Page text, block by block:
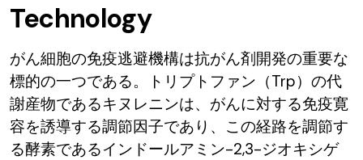
Technology
がん細胞の免疫逃避機構は抗がん剤開発の重要な
標的の一つである。トリプトファン（Trp）の代
謝産物であるキヌレニンは、がんに対する免疫寛
容を誘導する調節因子であり、この経路を調節す
る酵素であるインドールアミン-2,3-ジオキシゲ